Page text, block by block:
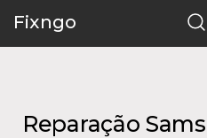
Fixngo
Reparação